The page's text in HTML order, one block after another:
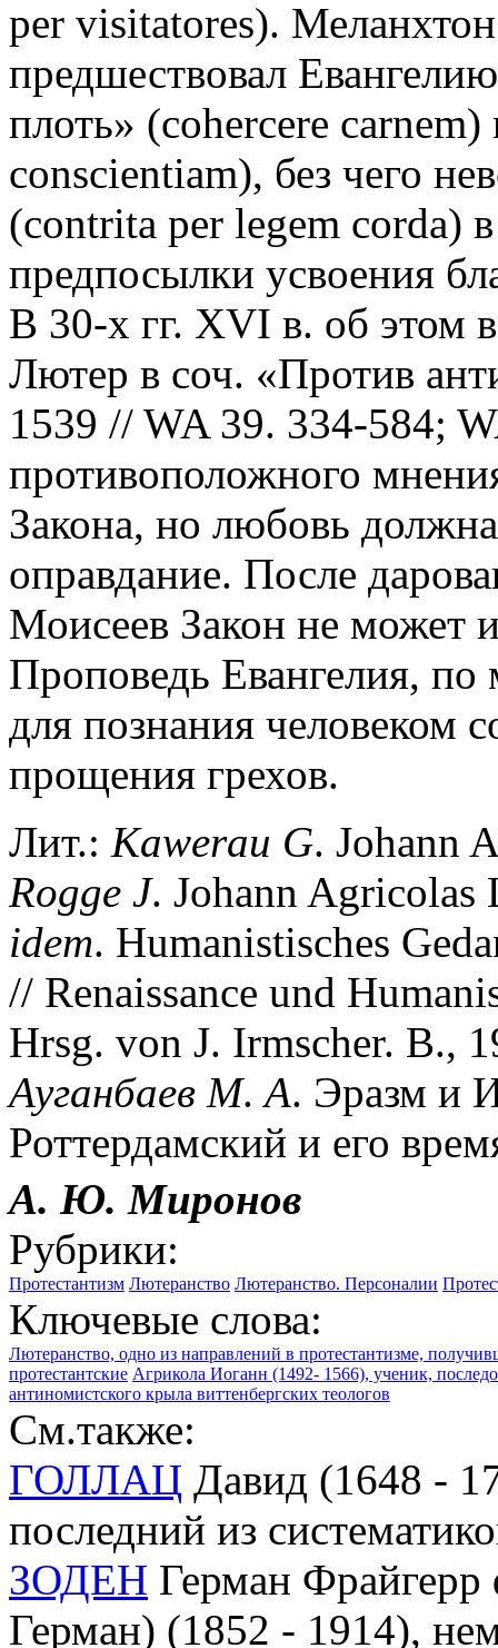
per visitatores).
предшествовал
плоть» (cohercere
conscientiam), без чего
(contrita per legem corda)
предпосылки усвоения
В 30-х гг. XVI в. об этом
Лютер в соч. «Против
1539 // WA 39. 334-584;
противоположного
Закона, но любовь
оправдание. После
Моисеев Закон не может
Проповедь Евангелия,
для познания человеком
прощения грехов.
Лит.: Kawerau G. Johann
Rogge J. Johann Agricolas
idem. Humanistisches
// Renaissance und
Hrsg. von J. Irmscher. B.,
Ауганбаев М.А. Эразм и
Роттердамский и его
А. Ю. Миронов
Рубрики:
Протестантизм Лютеранство Лютеранство. Персоналии
Ключевые слова:
Лютеранство, одно из направлений в протестантизме,
протестантские Агрикола Иоганн (1492- 1566), ученик,
антиномистского крыла виттенбергских теологов
См.также:
ГОЛЛАЦ Давид (1648 -
последний из
ЗОДЕН Герман
Герман) (1852 - 1914),